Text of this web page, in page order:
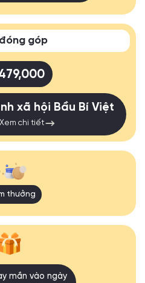
góp
xã hội Bầu Bí Việt
Xem chi tiết
thưởng
mắn vào ngày